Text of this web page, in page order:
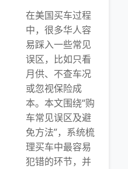
在美国买车过程
中，很多华人容
易踩入一些常见
误区，比如只看
月供、不查车况
或忽视保险成
本。本文围绕“购
车常见误区及避
免方法”，系统梳
理买车中最容易
犯错的环节，并